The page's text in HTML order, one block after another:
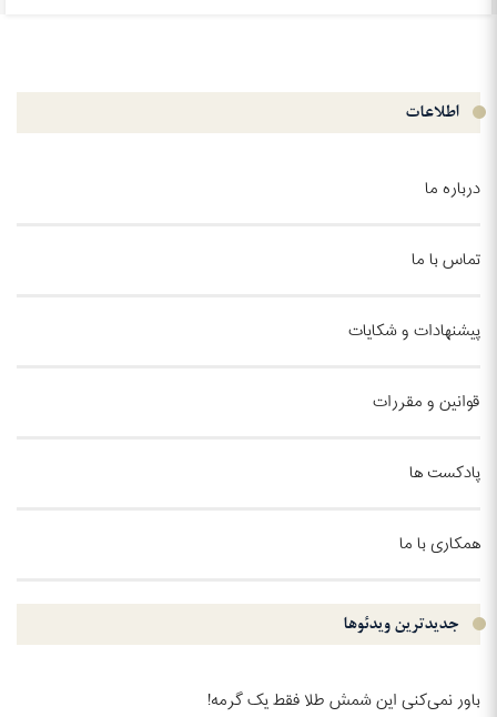
اطلاعات
درباره ما
تماس با ما
پیشنهادات و شکایات
قوانین و مقررات
پادکست ها
همکاری با ما
جدیدترین ویدئو‌ها
باور نمی‌کنی این شمش طلا فقط یک گرمه!